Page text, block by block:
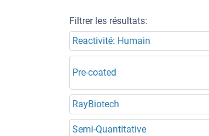
Filtrer les résultats:
Reactivité: Humain
Pre-coated
RayBiotech
Semi-Quantitative